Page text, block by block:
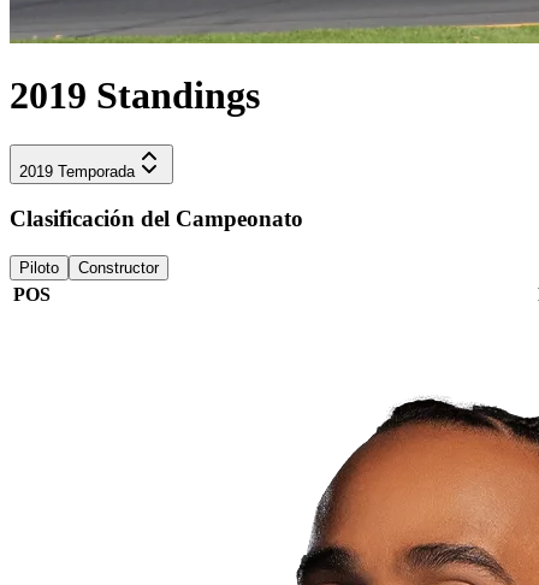
2019 Standings
2019 Temporada
Clasificación del Campeonato
Piloto Constructor
POS